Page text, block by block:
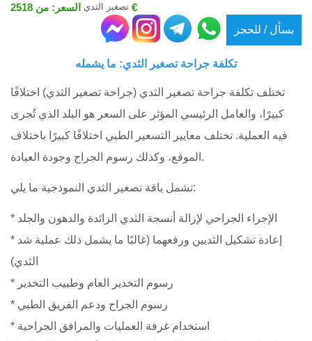
تصغير الثدي السعر: من 2518 €
بسأل / للحجز
تكلفة جراحة تصغير الثدي: ما يشمله
تختلف تكلفة جراحة تصغير الثدي (جراحة تصغير الثدي) اختلافًا
كبيرًا، والعامل الرئيسي المؤثر على السعر هو البلد الذي تُجرى
فيه العملية. تختلف معايير التسعير الطبي اختلافًا كبيرًا باختلاف
الموقع، وكذلك رسوم الجراح وجودة العيادة.
تشمل باقة تصغير الثدي النموذجية ما يلي:
* الإجراء الجراحي لإزالة أنسجة الثدي الزائدة والدهون والجلد
* إعادة تشكيل الثديين ورفعهما (غالبًا ما يشمل ذلك عملية شد
الثدي)
* رسوم التخدير العام وطبيب التخدير
* رسوم الجراح ودعم الفريق الطبي
* استخدام غرفة العمليات والمرافق الجراحية